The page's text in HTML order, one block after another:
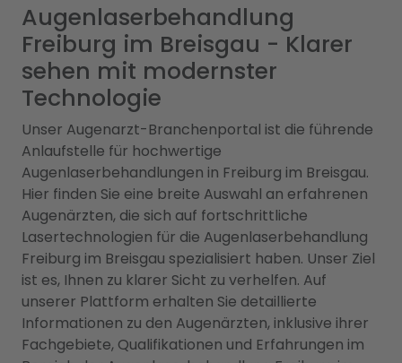
Augenlaserbehandlung
Freiburg im Breisgau - Klarer
sehen mit modernster
Technologie
Unser Augenarzt-Branchenportal ist die führende
Anlaufstelle für hochwertige
Augenlaserbehandlungen in Freiburg im Breisgau.
Hier finden Sie eine breite Auswahl an erfahrenen
Augenärzten, die sich auf fortschrittliche
Lasertechnologien für die Augenlaserbehandlung
Freiburg im Breisgau spezialisiert haben. Unser Ziel
ist es, Ihnen zu klarer Sicht zu verhelfen. Auf
unserer Plattform erhalten Sie detaillierte
Informationen zu den Augenärzten, inklusive ihrer
Fachgebiete, Qualifikationen und Erfahrungen im